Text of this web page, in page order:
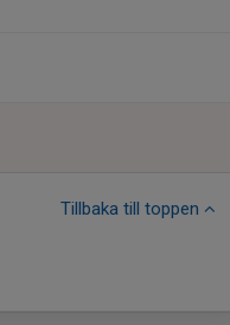
Tillbaka till toppen